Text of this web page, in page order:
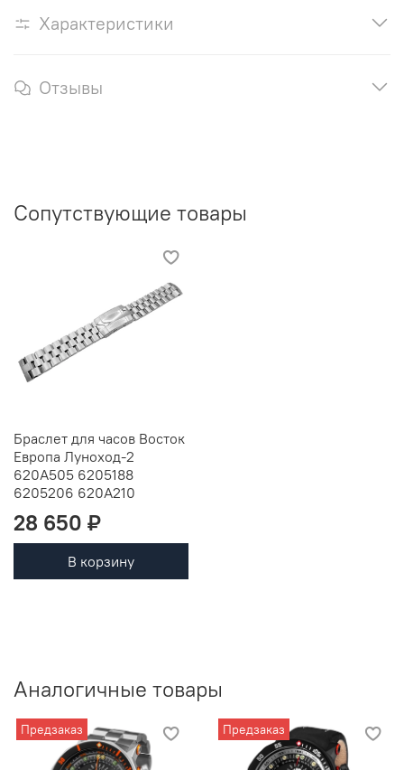
Характеристики
Отзывы
Сопутствующие товары
Браслет для часов Восток
Европа Луноход-2
620A505 6205188
6205206 620A210
28 650 ₽
В корзину
Аналогичные товары
Предзаказ Предзаказ